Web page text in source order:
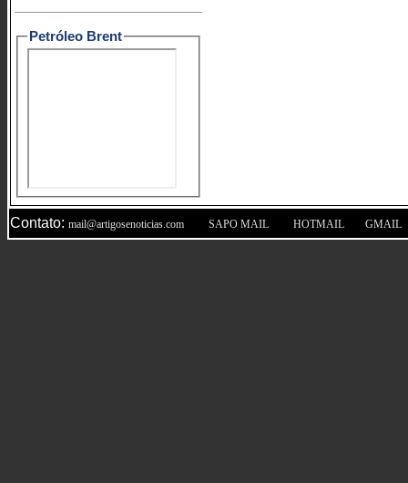
Petróleo Brent
Contato: mail@artigosenoticias.com SAPO MAIL HOTMAIL GMAIL